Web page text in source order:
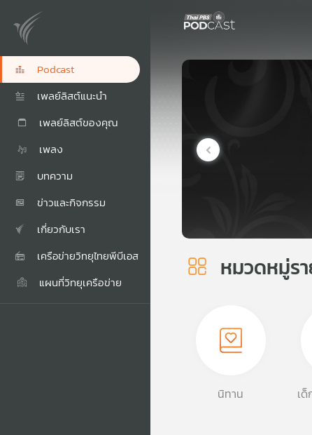
Podcast
เพลย์ลิสต์แนะนำ
เพลย์ลิสต์ของคุณ
เพลง
บทความ
ข่าวและกิจกรรม
เกี่ยวกับเรา
เครือข่ายวิทยุไทยพีบีเอส
แผนที่วิทยุเครือข่าย
หมวดหมู่ร
นิทาน เ